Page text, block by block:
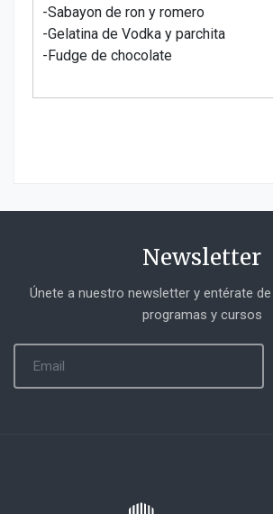
-Sabayon de ron y romero
-Gelatina de Vodka y parchita
-Fudge de chocolate
Newsletter
Únete a nuestro newsletter y entérate
programas y cursos